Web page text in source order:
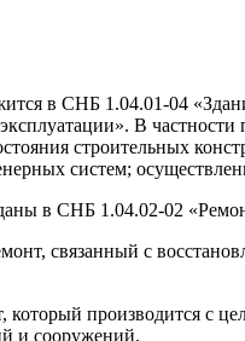
в СНБ 1.04.01-04
В
строительных
систем;
в СНБ 1.04.02-02
связанный с
производится с
и сооружений.